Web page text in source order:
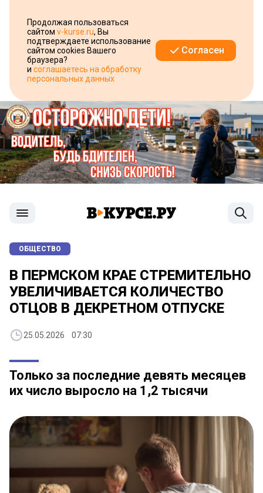
Продолжая пользоваться
сайтом v-kurse.ru, Вы
подтверждаете использование
сайтом cookies Вашего
браузера?
и соглашаетесь на обработку
персональных данных
Согласен
ОБЩЕСТВО
В ПЕРМСКОМ КРАЕ СТРЕМИТЕЛЬНО
УВЕЛИЧИВАЕТСЯ КОЛИЧЕСТВО
ОТЦОВ В ДЕКРЕТНОМ ОТПУСКЕ
25.05.2026 07:30
Только за последние девять месяцев
их число выросло на 1,2 тысячи